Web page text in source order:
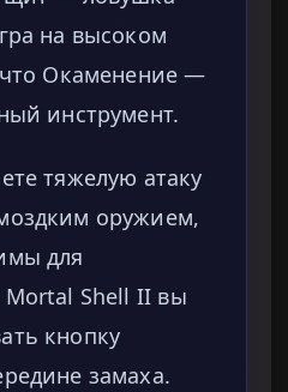
на высоком
что Окаменение —
инструмент.
тяжелую атаку
оружием,
для
Shell II вы
кнопку
замаха.